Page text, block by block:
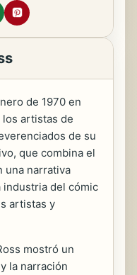
de 1970 en
artistas de
de su
que combina el
una narrativa
industria del cómic
artistas y
mostró un
la narración